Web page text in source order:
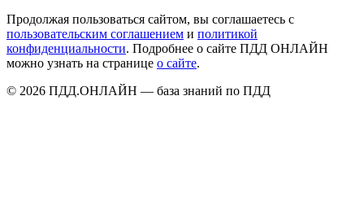
Продолжая пользоваться сайтом, вы соглашаетесь с
пользовательским соглашением и политикой
конфиденциальности. Подробнее о сайте ПДД ОНЛАЙН
можно узнать на странице о сайте.
© 2026 ПДД.ОНЛАЙН — база знаний по ПДД